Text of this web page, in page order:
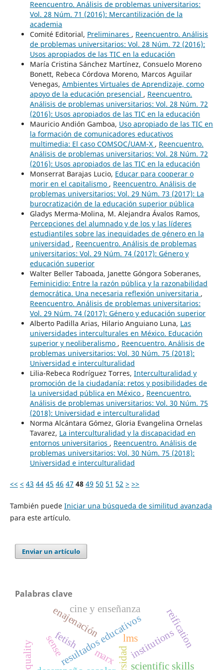
Reencuentro. Análisis de problemas universitarios:
Vol. 28 Núm. 71 (2016): Mercantilización de la
academia
Comité Editorial, Preliminares , Reencuentro. Análisis
de problemas universitarios: Vol. 28 Núm. 72 (2016):
Usos apropiados de las TIC en la educación
María Cristina Sánchez Martínez, Consuelo Moreno
Bonett, Rebeca Córdova Moreno, Marcos Aguilar
Venegas, Ambientes Virtuales de Aprendizaje, como
apoyo de la educación presencial , Reencuentro.
Análisis de problemas universitarios: Vol. 28 Núm. 72
(2016): Usos apropiados de las TIC en la educación
Mauricio Andión Gamboa, Uso apropiado de las TIC en
la formación de comunicadores educativos
multimedia: El caso COMSOC/UAM-X , Reencuentro.
Análisis de problemas universitarios: Vol. 28 Núm. 72
(2016): Usos apropiados de las TIC en la educación
Monserrat Barajas Lucio, Educar para cooperar o
morir en el capitalismo , Reencuentro. Análisis de
problemas universitarios: Vol. 29 Núm. 73 (2017): La
burocratización de la educación superior pública
Gladys Merma-Molina, M. Alejandra Ávalos Ramos,
Percepciones del alumnado y de los y las líderes
estudiantiles sobre las inequidades de género en la
universidad , Reencuentro. Análisis de problemas
universitarios: Vol. 29 Núm. 74 (2017): Género y
educación superior
Walter Beller Taboada, Janette Góngora Soberanes,
Feminicidio: Entre la razón pública y la razonabilidad
democrática. Una necesaria reflexión universitaria ,
Reencuentro. Análisis de problemas universitarios:
Vol. 29 Núm. 74 (2017): Género y educación superior
Alberto Padilla Arias, Hilario Anguiano Luna, Las
universidades interculturales en México. Educación
superior y neoliberalismo , Reencuentro. Análisis de
problemas universitarios: Vol. 30 Núm. 75 (2018):
Universidad e interculturalidad
Lilia-Rebeca Rodríguez Torres, Interculturalidad y
promoción de la ciudadanía: retos y posibilidades de
la universidad pública en México , Reencuentro.
Análisis de problemas universitarios: Vol. 30 Núm. 75
(2018): Universidad e interculturalidad
Norma Alcántara Gómez, Gloria Evangelina Ornelas
Tavarez, La interculturalidad y la discapacidad en
entornos universitarios , Reencuentro. Análisis de
problemas universitarios: Vol. 30 Núm. 75 (2018):
Universidad e interculturalidad
<< < 43 44 45 46 47 48 49 50 51 52 > >>
También puede Iniciar una búsqueda de similitud avanzada
para este artículo.
Enviar un artículo
Palabras clave
resultados educativosinstitutions
fetish reification
enajenación
marx
cine y enseñanza
scientific skills
lms
sense